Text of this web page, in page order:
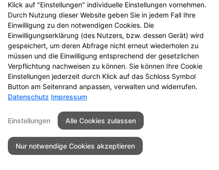
Seitenübersicht Kontakt
Impressum
Datenschutz
Barrierefreiheit
© 2026 Merkur-Apotheke oHG
Klick auf "Einstellungen" individuelle Einstellungen vornehmen.
Durch Nutzung dieser Website geben Sie in jedem Fall Ihre
Einwilligung zu den notwendigen Cookies. Die
Einwilligungserklärung (des Nutzers, bzw. dessen Gerät) wird
gespeichert, um deren Abfrage nicht erneut wiederholen zu
müssen und die Einwilligung entsprechend der gesetzlichen
Verpflichtung nachweisen zu können. Sie können Ihre Cookie
Einstellungen jederzeit durch Klick auf das Schloss Symbol
Button am Seitenrand anpassen, verwalten und widerrufen.
Datenschutz Impressum
Einstellungen Alle Cookies zulassen
Nur notwendige Cookies akzeptieren